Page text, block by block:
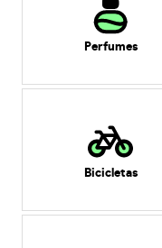
Perfumes
Bicicletas